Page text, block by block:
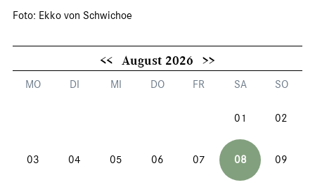
Foto: Ekko von Schwichoe
<< August 2026 >>
MO DI MI DO FR SA SO
01 02
03 04 05 06 07 08 09